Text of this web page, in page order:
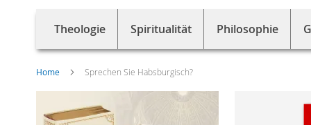
Theologie Spiritualität Philosophie
Home Sprechen Sie Habsburgisch?